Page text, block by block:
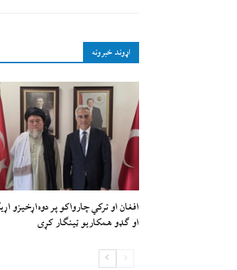
اړوند خبرونه
افغان او ترکي چارواکو پر دوه‌اړخیزو
او ګډو همکاريو ټينګار کړی